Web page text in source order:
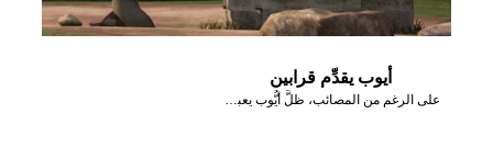
أيوب يقدِّم قرابين
على الرغم من المصائب، ظلَّ أيُّوب يعبد الله ويخدمه.